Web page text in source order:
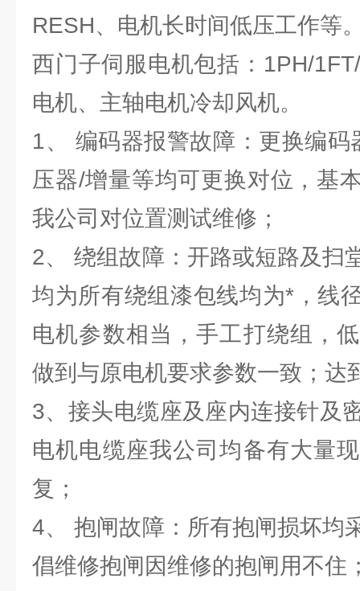
RESH、电机长时间低压工作等
西门子伺服电机包括：1PH/
电机、主轴电机冷却风机。
1、 编码器报警故障：更换编
压器/增量等均可更换对位，基
我公司对位置测试维修；
2、 绕组故障：开路或短路及扫
均为所有绕组漆包线均为*，线
电机参数相当，手工打绕组，
做到与原电机要求参数一致；达
3、接头电缆座及座内连接针及
电机电缆座我公司均备有大量
复；
4、 抱闸故障：所有抱闸损坏均
倡维修抱闸因维修的抱闸用不住